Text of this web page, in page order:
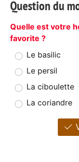
Question du
Quelle est votre
favorite ?
Le basilic
Le persil
La ciboulette
La coriandre